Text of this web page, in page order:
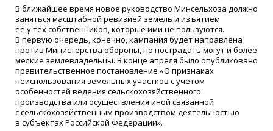
В ближайшее время новое руководство Минсельхоза должно
заняться масштабной ревизией земель и изъятием
ее у тех собственников, которые ими не пользуются.
В первую очередь, конечно, кампания будет направлена
против Министерства обороны, но пострадать могут и более
мелкие землевладельцы. В конце апреля было опубликовано
правительственное постановление «О признаках
неиспользования земельных участков с учетом
особенностей ведения сельскохозяйственного
производства или осуществления иной связанной
с сельскохозяйственным производством деятельностью
в субъектах Российской Федерации».